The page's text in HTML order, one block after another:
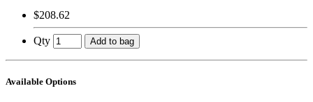
$208.62
Qty Add to bag
Available Options